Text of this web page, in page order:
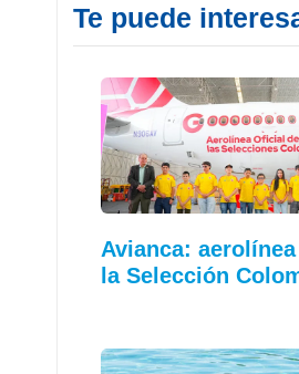
Te puede
Avianca:
la Selección